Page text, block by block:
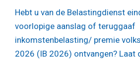
Hebt u van de Belastingdienst
voorlopige aanslag of teruggaaf
inkomstenbelasting/ premie
2026 (IB 2026) ontvangen? Laat